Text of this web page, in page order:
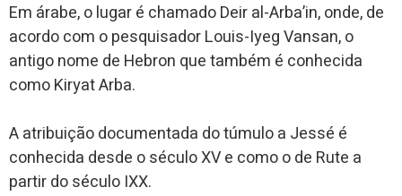
Em árabe, o lugar é chamado Deir al-Arba’in, onde, de
acordo com o pesquisador Louis-Iyeg Vansan, o
antigo nome de Hebron que também é conhecida
como Kiryat Arba.
A atribuição documentada do túmulo a Jessé é
conhecida desde o século XV e como o de Rute a
partir do século IXX.